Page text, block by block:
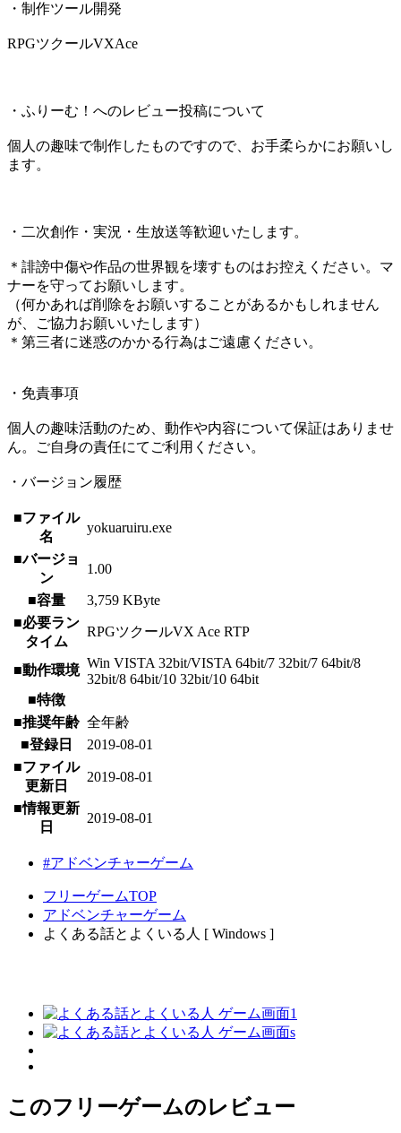
・制作ツール開発
RPGツクールVXAce
・ふりーむ！へのレビュー投稿について
個人の趣味で制作したものですので、お手柔らかにお願いし
ます。
・二次創作・実況・生放送等歓迎いたします。
＊誹謗中傷や作品の世界観を壊すものはお控えください。マ
ナーを守ってお願いします。
（何かあれば削除をお願いすることがあるかもしれません
が、ご協力お願いいたします）
＊第三者に迷惑のかかる行為はご遠慮ください。
・免責事項
個人の趣味活動のため、動作や内容について保証はありませ
ん。ご自身の責任にてご利用ください。
・バージョン履歴
■ファイル
名
yokuaruiru.exe
■バージョ
ン
1.00
■容量
3,759 KByte
■必要ラン
タイム
RPGツクールVX Ace RTP
■動作環境 Win VISTA 32bit/VISTA 64bit/7 32bit/7 64bit/8
32bit/8 64bit/10 32bit/10 64bit
■特徴
■推奨年齢 全年齢
■登録日
2019-08-01
■ファイル
更新日
2019-08-01
■情報更新
日
2019-08-01
#アドベンチャーゲーム
フリーゲームTOP
アドベンチャーゲーム
よくある話とよくいる人 [ Windows ]
このフリーゲームのレビュー